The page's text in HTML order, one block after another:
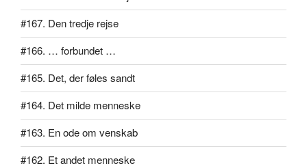
#167. Den tredje rejse
#166. … forbundet …
#165. Det, der føles sandt
#164. Det milde menneske
#163. En ode om venskab
#162. Et andet menneske